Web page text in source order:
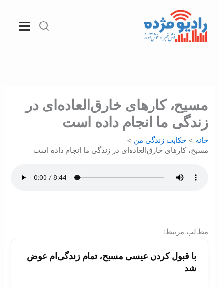
محتوا
مسيح، کارهای خارق‌العاده‌ای در
زندگی ما انجام داده است
خانه
حکایت زندگی من
مسيح، کارهای خارق‌العاده‌ای در زندگی ما انجام داده است
:مطالب مرتبط
با قبول کردن عيسی مسيح، تمام زندگی‌ام عوض
شد